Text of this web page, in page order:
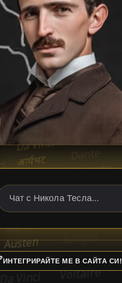
ИНТЕГРИРАЙТЕ МЕ В САЙТА СИ!